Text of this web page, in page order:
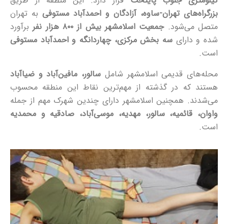
بزرگراه‌های تهران-ساوه، آزادگان و احمدآباد مستوفی به تهران
متصل می‌شود.جمعیت اسلامشهر بیش از ۸۰۰ هزار نفر
برآورد
شده و دارای سه بخش مرکزی، چهاردانگه و احمدآباد مستوفی
است.
محله‌های قدیمی اسلامشهر شامل سالور، مافین‌آباد و ضیاآباد
هستند که در گذشته از مهم‌ترین نقاط این منطقه محسوب
می‌شدند. همچنین اسلامشهر دارای چندین شهرک مهم از جمله
واوان، قائمیه، سالور، مهدیه، موسی‌آباد، صادقیه و محمدیه
است.